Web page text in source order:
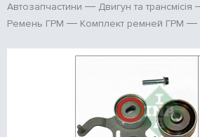
Автозапчастини Двигун та трансмісія
Ремень ГРМ
Комплект ремней ГРМ